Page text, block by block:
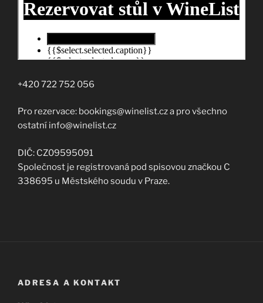
+420 722 752 056
Pro rezervace: bookings@winelist.cz a pro všechno
ostatní info@winelist.cz
DIČ: CZ09595091
Společnost je registrovaná pod spisovou značkou C
338695 u Městského soudu v Praze.
ADRESA A KONTAKT